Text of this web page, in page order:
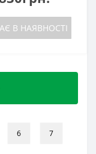
В НАЯВНОСТІ
6 7